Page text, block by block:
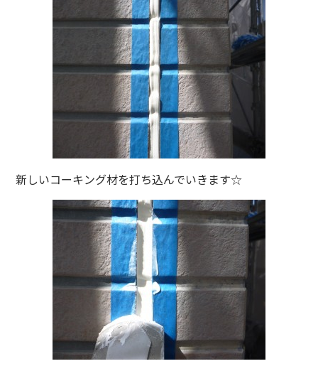
新しいコーキング材を打ち込んでいきます☆